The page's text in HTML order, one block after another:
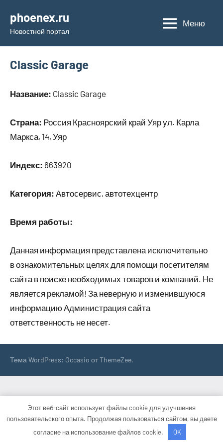
содержимому
phoenex.ru
Новостной портал
Меню
Classic Garage
Название: Classic Garage
Страна: Россия Красноярский край Уяр ул. Карла
Маркса, 14, Уяр
Индекс: 663920
Категория: Автосервис, автотехцентр
Время работы:
Данная информация представлена исключительно
в ознакомительных целях для помощи посетителям
сайта в поиске необходимых товаров и компаний. Не
является рекламой! За неверную и изменившуюся
информацию Администрация сайта
ответственность не несет.
Тема WordPress: Occasio от ThemeZee.
Этот веб-сайт использует файлы cookie для улучшения
пользовательского опыта. Продолжая пользоваться сайтом, вы даете
согласие на использование файлов cookie.
OK